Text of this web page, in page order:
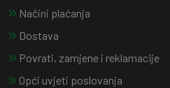
Načini plaćanja
Dostava
Povrati, zamjene i reklamacije
Opći uvjeti poslovanja